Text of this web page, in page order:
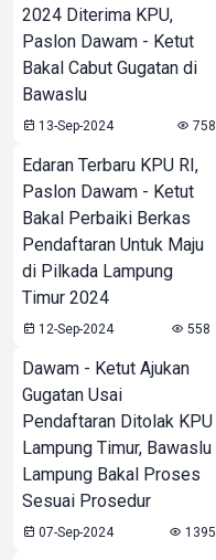
2024 Diterima KPU,
Paslon Dawam - Ketut
Bakal Cabut Gugatan di
Bawaslu
13-Sep-2024 758
Edaran Terbaru KPU RI,
Paslon Dawam - Ketut
Bakal Perbaiki Berkas
Pendaftaran Untuk Maju
di Pilkada Lampung
Timur 2024
12-Sep-2024 558
Dawam - Ketut Ajukan
Gugatan Usai
Pendaftaran Ditolak KPU
Lampung Timur, Bawaslu
Lampung Bakal Proses
Sesuai Prosedur
07-Sep-2024 1395